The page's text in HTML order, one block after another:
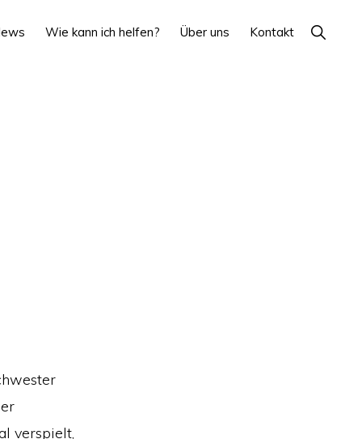
Wie kann ich helfen? Über uns Kontakt Show
Search
verspielt,